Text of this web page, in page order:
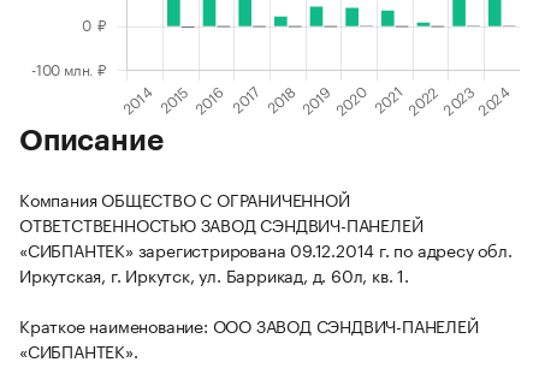
Описание
Компания ОБЩЕСТВО С ОГРАНИЧЕННОЙ
ОТВЕТСТВЕННОСТЬЮ ЗАВОД СЭНДВИЧ-ПАНЕЛЕЙ
«СИБПАНТЕК» зарегистрирована 09.12.2014 г. по адресу обл.
Иркутская, г. Иркутск, ул. Баррикад, д. 60л, кв. 1.
Краткое наименование: ООО ЗАВОД СЭНДВИЧ-ПАНЕЛЕЙ
«СИБПАНТЕК».